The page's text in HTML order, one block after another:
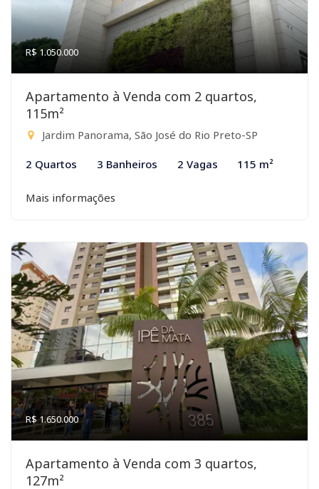
R$ 1.050.000
Apartamento à Venda com 2 quartos,
115m²
Jardim Panorama, São José do Rio Preto-SP
2 Quartos 3 Banheiros 2 Vagas 115 m²
Mais informações
R$ 1.650.000
Apartamento à Venda com 3 quartos,
127m²